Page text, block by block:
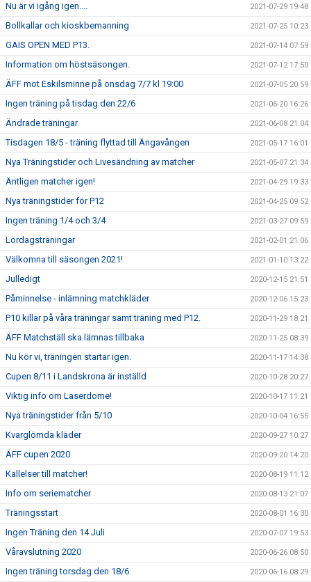
Nu är vi igång igen.... 2021-07-29 19:48
Bollkallar och kioskbemanning 2021-07-25 10:23
GAIS OPEN MED P13. 2021-07-14 07:59
Information om höstsäsongen. 2021-07-12 17:50
ÄFF mot Eskilsminne på onsdag 7/7 kl 19:00 2021-07-05 20:59
Ingen träning på tisdag den 22/6 2021-06-20 16:26
Ändrade träningar 2021-06-08 21:04
Tisdagen 18/5 - träning flyttad till Ängavången 2021-05-17 16:01
Nya Träningstider och Livesändning av matcher 2021-05-07 21:34
Äntligen matcher igen! 2021-04-29 19:33
Nya träningstider för P12 2021-04-25 09:52
Ingen träning 1/4 och 3/4 2021-03-27 09:59
Lördagsträningar 2021-02-01 21:06
Välkomna till säsongen 2021! 2021-01-10 13:22
Julledigt 2020-12-15 21:51
Påminnelse - inlämning matchkläder 2020-12-06 15:23
P10 killar på våra träningar samt träning med P12. 2020-11-29 18:21
ÄFF Matchställ ska lämnas tillbaka 2020-11-25 08:39
Nu kör vi, träningen startar igen. 2020-11-17 14:38
Cupen 8/11 i Landskrona är inställd 2020-10-28 20:27
Viktig info om Laserdome! 2020-10-17 11:21
Nya träningstider från 5/10 2020-10-04 16:55
Kvarglömda kläder 2020-09-27 10:27
ÄFF cupen 2020 2020-09-20 14:20
Kallelser till matcher! 2020-08-19 11:12
Info om seriematcher 2020-08-13 21:07
Träningsstart 2020-08-01 16:30
Ingen Träning den 14 Juli 2020-07-07 19:53
Våravslutning 2020 2020-06-26 08:50
Ingen träning torsdag den 18/6 2020-06-16 08:29